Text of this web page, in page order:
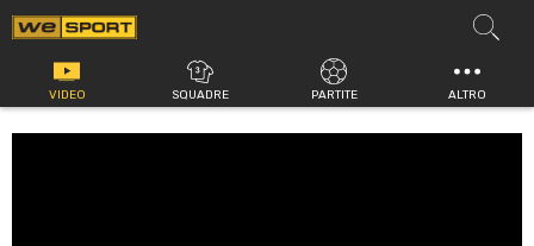
Vai
al
contenuto
VIDEO SQUADRE PARTITE ALTRO